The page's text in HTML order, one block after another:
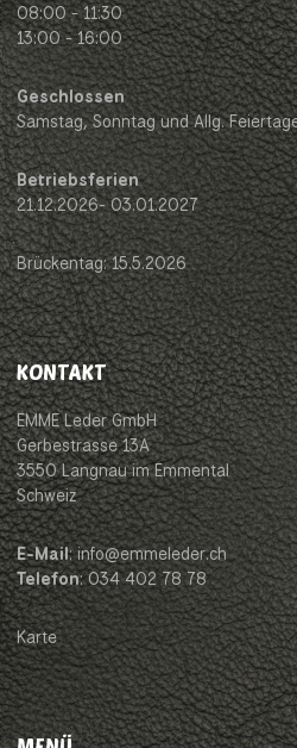
08:00 - 11:30
13:00 - 16:00
Geschlossen
Samstag, Sonntag und Allg.
Betriebsferien
21.12.2026- 03.01.2027
Brückentag: 15.5.2026
KONTAKT
EMME Leder GmbH
Gerbestrasse 13A
3550 Langnau im Emmental
Schweiz
E-Mail: info@emmeleder.ch
Telefon: 034 402 78 78
Karte